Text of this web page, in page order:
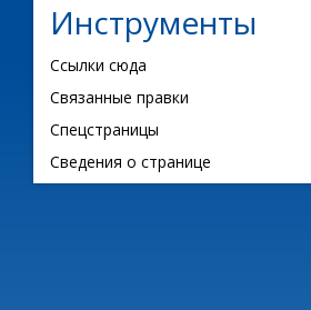
Инструменты
Ссылки сюда
Связанные правки
Спецстраницы
Сведения о странице